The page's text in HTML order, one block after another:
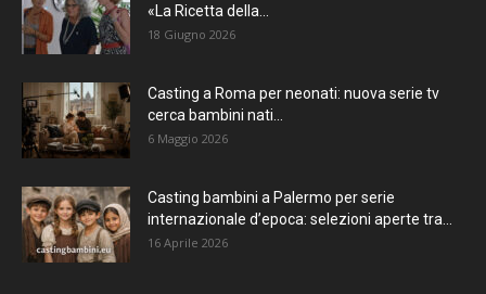
«La Ricetta della...
18 Giugno 2026
Casting a Roma per neonati: nuova serie tv
cerca bambini nati...
6 Maggio 2026
Casting bambini a Palermo per serie
internazionale d’epoca: selezioni aperte tra...
16 Aprile 2026